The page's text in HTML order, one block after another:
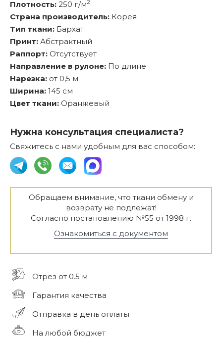
Плотность: 250 г/м2
Страна производитель: Корея
Тип ткани: Бархат
Принт: Абстрактный
Раппорт: Отсутствует
Направление в рулоне: По длине
Нарезка: от 0,5 м
Ширина: 145 см
Цвет ткани: Оранжевый
Нужна консультация специалиста?
Свяжитесь с нами удобным для вас способом:
Обращаем внимание, что ткани обмену и
возврату не подлежат!
Согласно постановлению №55 от 1998 г.
Ознакомиться с документом
Отрез от 0.5 м
Гарантия качества
Отправка в день оплаты
На любой бюджет